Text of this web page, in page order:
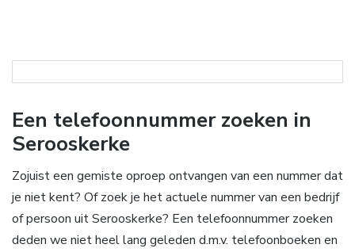
Een telefoonnummer zoeken in
Serooskerke
Zojuist een gemiste oproep ontvangen van een nummer dat
je niet kent? Of zoek je het actuele nummer van een bedrijf
of persoon uit Serooskerke? Een telefoonnummer zoeken
deden we niet heel lang geleden d.m.v. telefoonboeken en